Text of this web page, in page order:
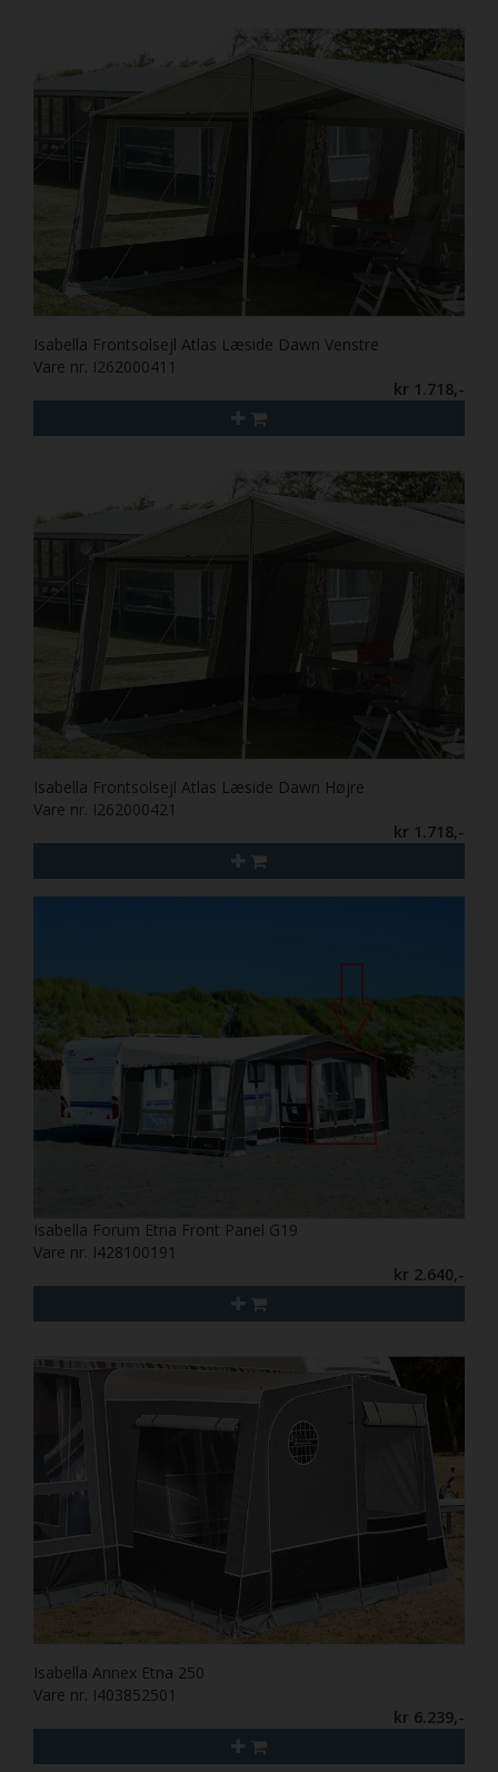
Isabella Frontsolsejl Atlas Læside Dawn Venstre
Vare nr. I262000411
kr 1.718,-
Isabella Frontsolsejl Atlas Læside Dawn Højre
Vare nr. I262000421
kr 1.718,-
Isabella Forum Etna Front Panel G19
Vare nr. I428100191
kr 2.640,-
Isabella Annex Etna 250
Vare nr. I403852501
kr 6.239,-